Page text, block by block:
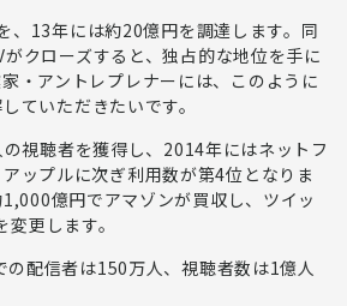
、13年には約20億円を調達します。同
クローズすると、独占的な地位を手に
・アントレプレナーには、このように
ていただきたいです。
視聴者を獲得し、 2014年にはネットフ
ップルに次ぎ利用数が第4位となりま
億円でアマゾンが買収し、ツイッ
変更 します。
の配信者は150万人、視聴者数は1億人